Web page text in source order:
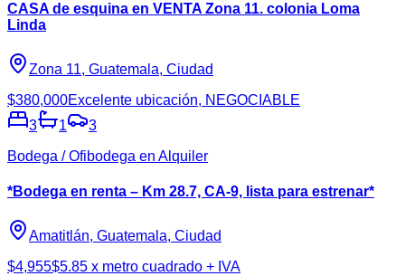
CASA de esquina en VENTA Zona 11. colonia Loma
Linda
Zona 11, Guatemala, Ciudad
$380,000Excelente ubicación, NEGOCIABLE
3
1
3
Bodega / Ofibodega en Alquiler
*Bodega en renta – Km 28.7, CA-9, lista para estrenar*
Amatitlán, Guatemala, Ciudad
$4,955$5.85 x metro cuadrado + IVA